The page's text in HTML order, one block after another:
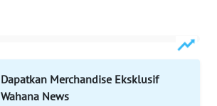
Dapatkan Merchandise Eksklusif
Wahana News